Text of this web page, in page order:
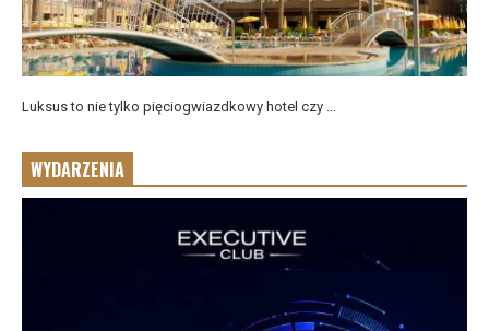
Luksus to nie tylko pięciogwiazdkowy hotel czy ...
WYDARZENIA